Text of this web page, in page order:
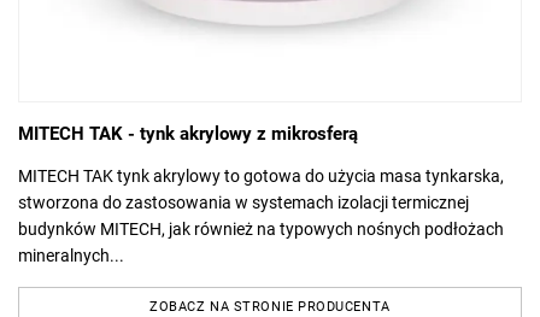
MITECH TAK - tynk akrylowy z mikrosferą
MITECH TAK tynk akrylowy to gotowa do użycia masa tynkarska,
stworzona do zastosowania w systemach izolacji termicznej
budynków MITECH, jak również na typowych nośnych podłożach
mineralnych...
ZOBACZ NA STRONIE PRODUCENTA